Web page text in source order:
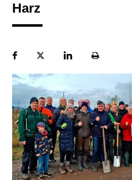
Harz
FacebookPlattformLinekdInSeite